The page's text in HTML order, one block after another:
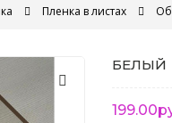
Пленка в листах
БЕЛЫЙ